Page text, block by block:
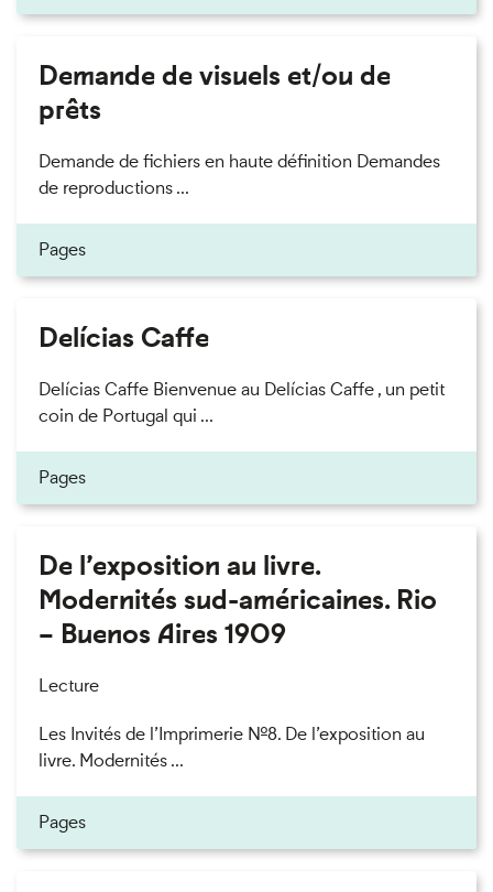
Demande de visuels et/ou de
prêts
Demande de fichiers en haute définition Demandes
de reproductions ...
Pages
Delícias Caffe
Delícias Caffe Bienvenue au Delícias Caffe , un petit
coin de Portugal qui ...
Pages
De l’exposition au livre.
Modernités sud-américaines. Rio
– Buenos Aires 1909
Lecture
Les Invités de l’Imprimerie n°8. De l’exposition au
livre. Modernités ...
Pages